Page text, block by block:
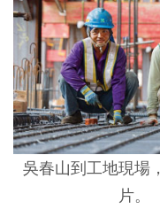
吳春山到工地現場
片。